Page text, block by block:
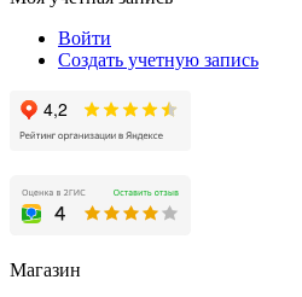
Войти
Создать учетную запись
Магазин